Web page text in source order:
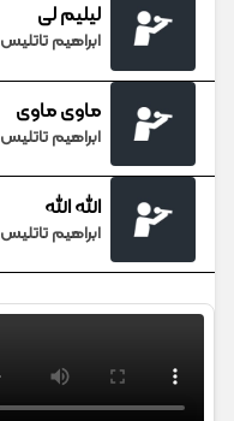
لیلیم لی
ابراهیم تاتلیس
ماوی ماوی
ابراهیم تاتلیس
الله الله
ابراهیم تاتلیس